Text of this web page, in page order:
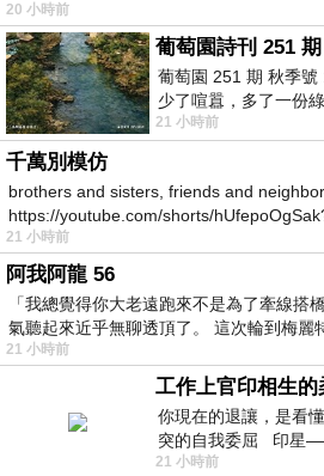
20 小時前
葡萄園詩刊 251
葡萄園 251 期 秋季
少了喧囂，多了一份
一
21 小時前
千萬別模仿
brothers and sisters, friends and
https://youtube.com/shorts/
https
21 小時前
阿我阿龍 56
「我總覺得你大老遠跑來不是為了牽線搭
氣聽起來近乎無聊透頂了。 這次輪到梅麗
21 小時前
工作上官印相生
你現在的退讓，是看
突的自我委屈 印星
一步觀察，不會
21 小時前